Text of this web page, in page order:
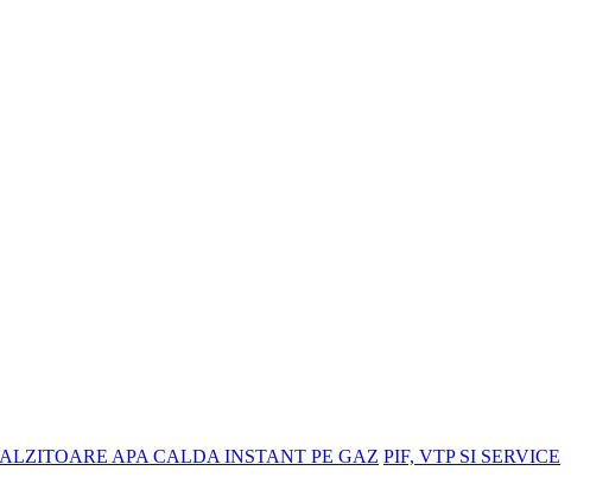
APA CALDA INSTANT PE GAZ PIF, VTP SI SERVICE